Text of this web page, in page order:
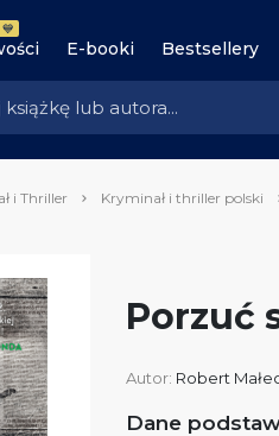
E-booki Bestsellery
i Thriller Kryminał i thriller polski
Porzuć
Autor: Robert
Dane